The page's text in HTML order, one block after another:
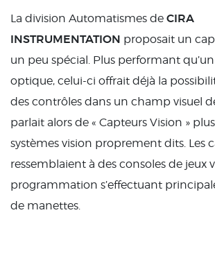
La division Automatismes de CIRA
INSTRUMENTATION proposait un
un peu spécial. Plus performant
optique, celui-ci offrait déjà la
des contrôles dans un champ visuel
parlait alors de « Capteurs Vision »
systèmes vision proprement dits. Les
ressemblaient à des consoles de jeux
programmation s’effectuant
de manettes.